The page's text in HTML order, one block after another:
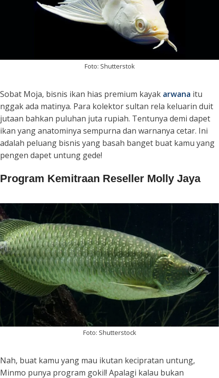
Foto: Shutterstok
Sobat Moja, bisnis ikan hias premium kayak arwana itu
nggak ada matinya. Para kolektor sultan rela keluarin duit
jutaan bahkan puluhan juta rupiah. Tentunya demi dapet
ikan yang anatominya sempurna dan warnanya cetar. Ini
adalah peluang bisnis yang basah banget buat kamu yang
pengen dapet untung gede!
Program Kemitraan Reseller Molly Jaya
Foto: Shutterstock
Nah, buat kamu yang mau ikutan kecipratan untung,
Minmo punya program gokil! Apalagi kalau bukan